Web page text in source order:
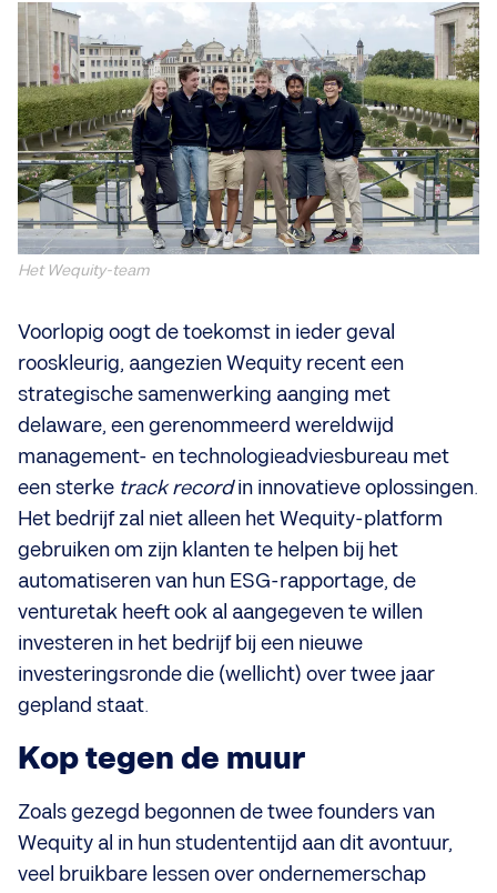
Het Wequity-team
Voorlopig oogt de toekomst in ieder geval
rooskleurig, aangezien Wequity recent een
strategische samenwerking aanging met
delaware, een gerenommeerd wereldwijd
management- en technologieadviesbureau met
een sterke track recordin innovatieve oplossingen.
Het bedrijf zal niet alleen het Wequity-platform
gebruiken om zijn klanten te helpen bij het
automatiseren van hun ESG-rapportage, de
venturetak heeft ook al aangegeven te willen
investeren in het bedrijf bij een nieuwe
investeringsronde die (wellicht) over twee jaar
gepland staat.
Kop tegen de muur
Zoals gezegd begonnen de twee founders van
Wequity al in hun studententijd aan dit avontuur,
veel bruikbare lessen over ondernemerschap